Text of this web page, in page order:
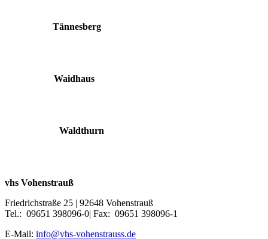
Tännesberg
Waidhaus
Waldthurn
vhs Vohenstrauß
Friedrichstraße 25 | 92648 Vohenstrauß
Tel.: 09651 398096-0| Fax: 09651 398096-1
E-Mail: info@vhs-vohenstrauss.de